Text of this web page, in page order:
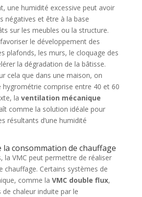
une humidité excessive peut avoir
négatives et être à la base
sur les meubles ou la structure.
le développement des
plafonds, les murs, le cloquage des
la dégradation de la bâtisse.
cela que dans une maison, on
hygrométrie comprise entre 40 et 60
la ventilation mécanique
comme la solution idéale pour
résultants d’une humidité
la consommation de chauffage
la VMC peut permettre de réaliser
chauffage. Certains systèmes de
comme la VMC double flux,
chaleur induite par le